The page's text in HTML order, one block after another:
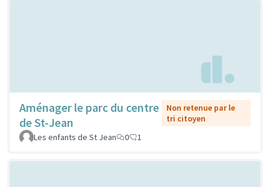
Aménager le parc du centre
de St-Jean
Non retenue par le
tri citoyen
Les enfants de St Jean
0 1